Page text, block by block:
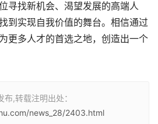
寻找新机会、渴望发展的高端人
到实现自我价值的舞台。相信通过
更多人才的首选之地，创造出一个
,转载注明出处：
news_28/2403.html